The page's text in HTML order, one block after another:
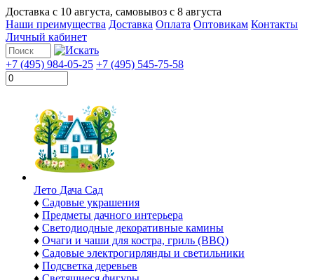
Доставка с 10 августа, самовывоз с 8 августа
Наши преимущества Доставка Оплата Оптовикам Контакты
Личный кабинет
+7 (495) 984-05-25 +7 (495) 545-75-58
Лето Дача Сад
♦ Садовые украшения
♦ Предметы дачного интерьера
♦ Светодиодные декоративные камины
♦ Очаги и чаши для костра, гриль (BBQ)
♦ Садовые электрогирлянды и светильники
♦ Подсветка деревьев